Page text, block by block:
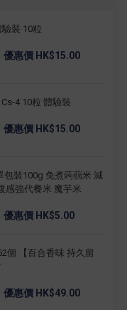
裝 10粒
優惠價 HK$15.00
4 10粒 體驗裝
優惠價 HK$15.00
包裝100g 免煮蒟蒻米 減
感強代餐米 魔芋米
優惠價 HK$5.00
個 【百合香味 持久留
優惠價 HK$49.00